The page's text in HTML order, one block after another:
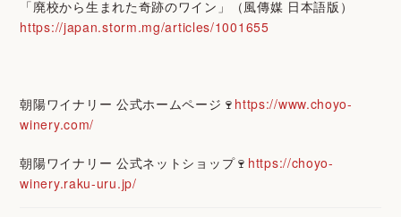
「廃校から生まれた奇跡のワイン」（風傳媒 日本語版）
https://japan.storm.mg/articles/1001655
朝陽ワイナリー 公式ホームページ🍷 https://www.choyo-
winery.com/
朝陽ワイナリー 公式ネットショップ🍷 https://choyo-
winery.raku-uru.jp/